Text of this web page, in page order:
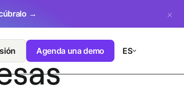
→
Agenda una demo ES